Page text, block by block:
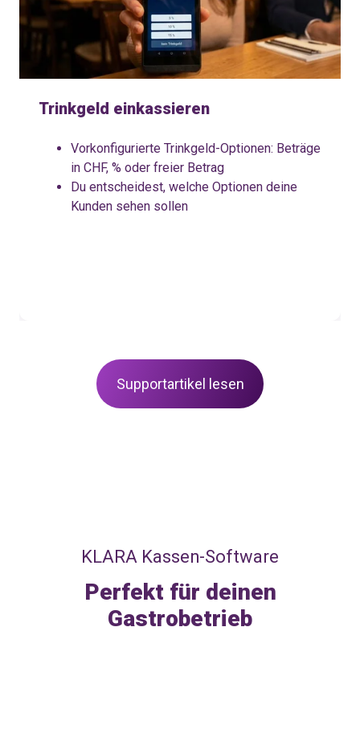
Trinkgeld einkassieren
Vorkonfigurierte Trinkgeld-Optionen: Beträge
in CHF, % oder freier Betrag
Du entscheidest, welche Optionen deine
Kunden sehen sollen
Supportartikel lesen
KLARA Kassen-Software
Perfekt für deinen
Gastrobetrieb